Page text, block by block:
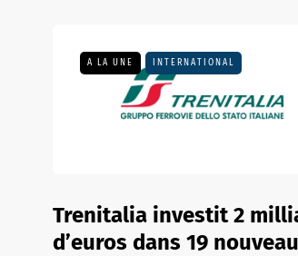
A LA UNE INTERNATIONAL
Trenitalia investit 2
d’euros dans 19